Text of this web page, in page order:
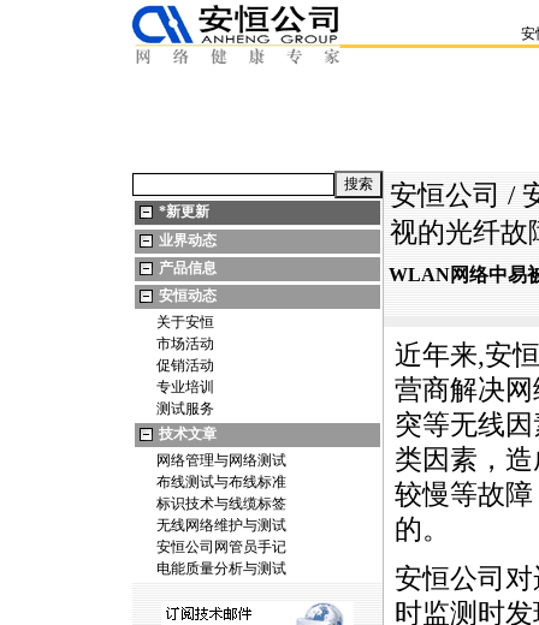
安
*新更新
业界动态
产品信息
安恒动态
关于安恒
市场活动
促销活动
专业培训
测试服务
技术文章
网络管理与网络测试
布线测试与布线标准
标识技术与线缆标签
无线网络维护与测试
安恒公司网管员手记
电能质量分析与测试
安恒公司 /
视的光纤故
WLAN网络中易
近年来,安
营商解决
突等无线
类因素，
较慢等故
的。
安恒公司
时监测时